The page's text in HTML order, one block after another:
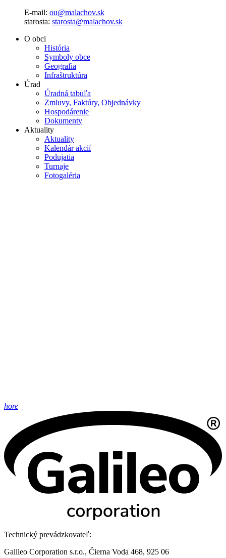
E-mail: ou@malachov.sk
starosta: starosta@malachov.sk
O obci
História
Symboly obce
Geografia
Infraštruktúra
Úrad
Úradná tabuľa
Zmluvy, Faktúry, Objednávky
Hospodárenie
Dokumenty
Aktuality
Aktuality
Kalendár akcií
Podujatia
Turnaje
Fotogaléria
hore
Technický prevádzkovateľ:
Galileo Corporation s.r.o., Čierna Voda 468, 925 06